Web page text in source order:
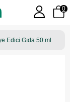
0
Edici Gıda 50 ml